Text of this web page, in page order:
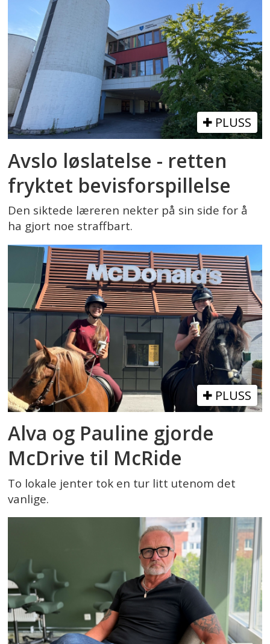
PLUSS
Avslo løslatelse - retten
fryktet bevisforspillelse
Den siktede læreren nekter på sin side for å
ha gjort noe straffbart.
PLUSS
Alva og Pauline gjorde
McDrive til McRide
To lokale jenter tok en tur litt utenom det
vanlige.